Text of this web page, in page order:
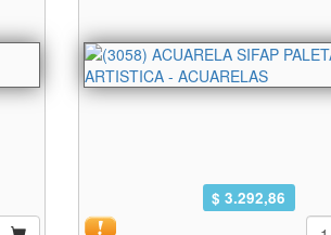
$ 3.292,86